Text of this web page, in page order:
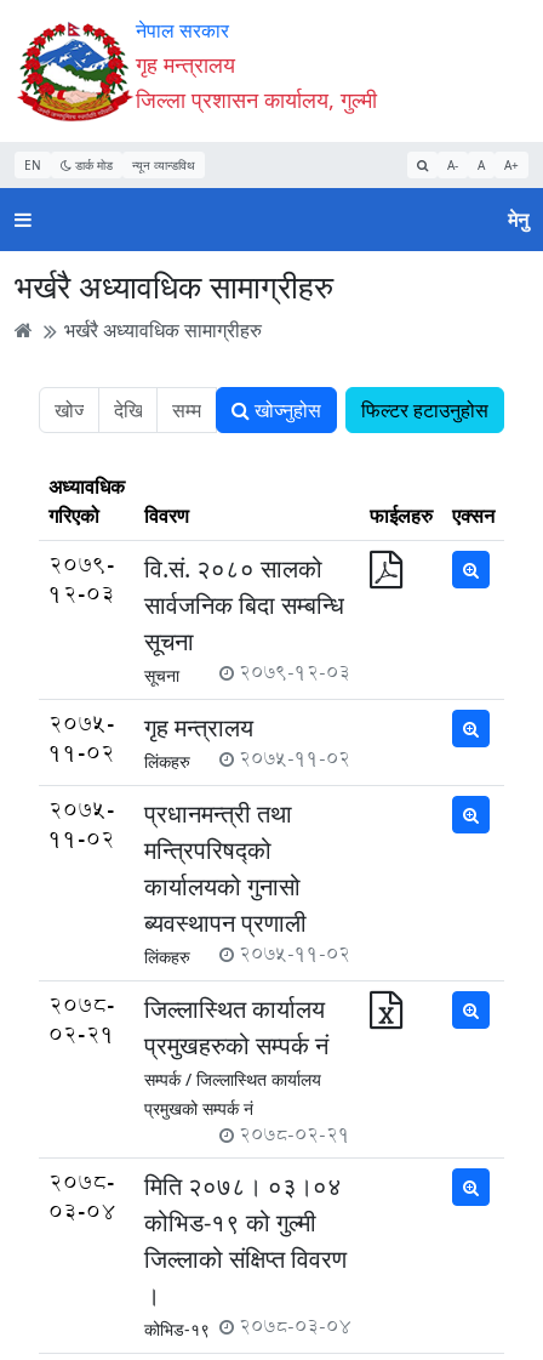
Accessibility
Mode
सुरु
गर्नुहोस्
सामाग्री
पढ्नुहाेस्
नेभिगेसन
पढ्नुहाेस्
वेबसाइट
खोजमा
जानुहोस्
नेपाल सरकार
गृह मन्त्रालय
जिल्ला प्रशासन कार्यालय, गुल्मी
EN डार्क मोड न्यून व्यान्डविथ A- A A+
मेनु
भर्खरै अध्यावधिक सामाग्रीहरु
भर्खरै अध्यावधिक सामाग्रीहरु
खोज्नुहोस फिल्टर हटाउनुहोस
अध्यावधिक
गरिएको
विवरण फाईलहरु एक्सन
2079-
12-03
वि.सं. २०८० सालको
सार्वजनिक बिदा सम्बन्धि
सूचना
सूचना 2079-12-03
2075-
11-02
गृह मन्त्रालय
लिंकहरु 2075-11-02
2075-
11-02
प्रधानमन्त्री तथा
मन्त्रिपरिषद्को
कार्यालयको गुनासो
ब्यवस्थापन प्रणाली
लिंकहरु 2075-11-02
2078-
02-21
जिल्लास्थित कार्यालय
प्रमुखहरुको सम्पर्क नं
सम्पर्क / जिल्लास्थित कार्यालय
प्रमुखको सम्पर्क नं
2078-02-21
2078-
03-04
मिति २०७८। ०३।०४
कोभिड-१९ को गुल्मी
जिल्लाको संक्षिप्त विवरण
।
कोभिड-१९ 2078-03-04